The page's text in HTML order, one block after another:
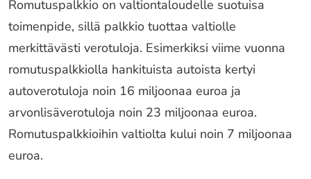
Romutuspalkkio on valtiontaloudelle suotuisa
toimenpide, sillä palkkio tuottaa valtiolle
merkittävästi verotuloja. Esimerkiksi viime vuonna
romutuspalkkiolla hankituista autoista kertyi
autoverotuloja noin 16 miljoonaa euroa ja
arvonlisäverotuloja noin 23 miljoonaa euroa.
Romutuspalkkioihin valtiolta kului noin 7 miljoonaa
euroa.